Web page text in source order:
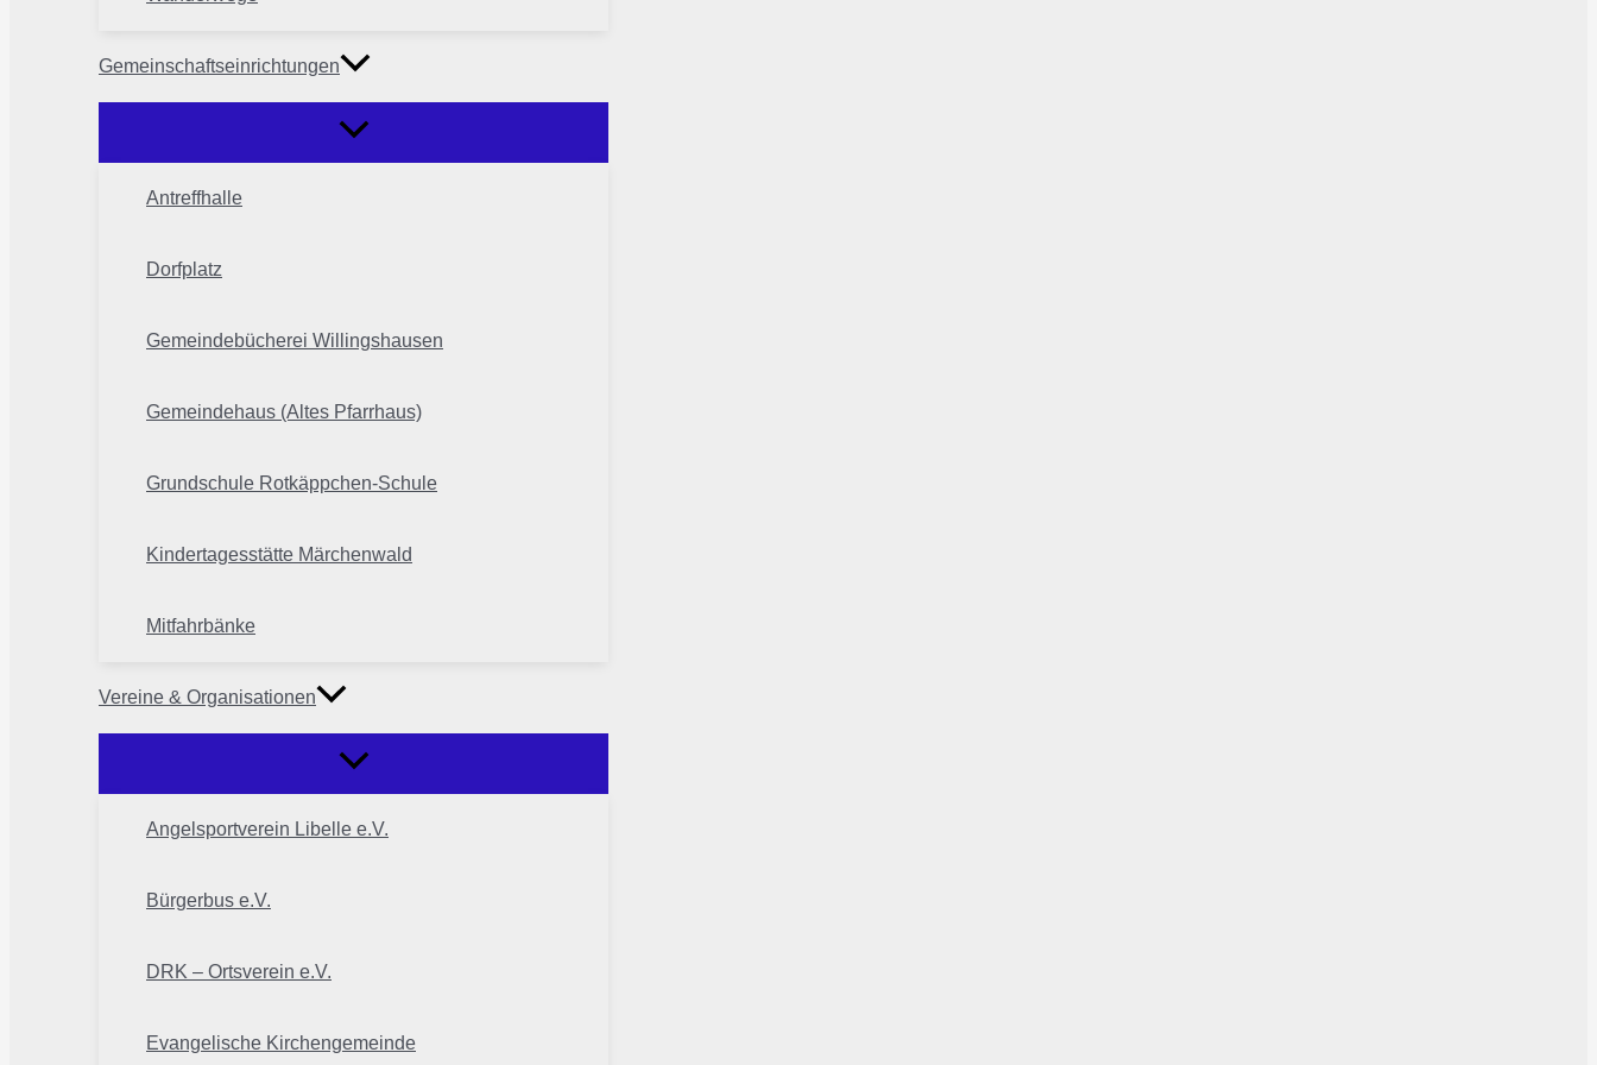
Gemeinschaftseinrichtungen
Antreffhalle
Dorfplatz
Gemeindebücherei Willingshausen
Gemeindehaus (Altes Pfarrhaus)
Grundschule Rotkäppchen-Schule
Kindertagesstätte Märchenwald
Mitfahrbänke
Vereine & Organisationen
Angelsportverein Libelle e.V.
Bürgerbus e.V.
DRK – Ortsverein e.V.
Evangelische Kirchengemeinde